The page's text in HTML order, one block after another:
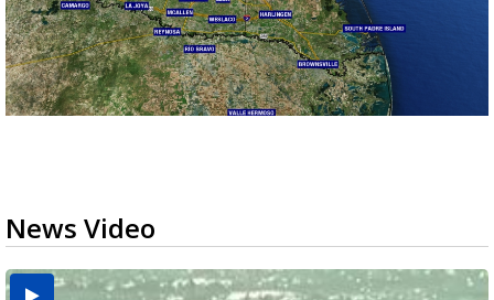
News Video